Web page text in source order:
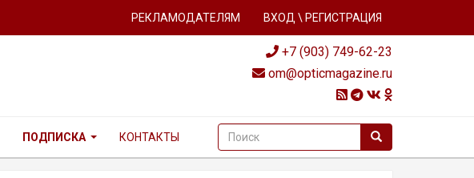
РЕКЛАМОДАТЕЛЯМ ВХОД \ РЕГИСТРАЦИЯ
+7 (903) 749-62-23
om@opticmagazine.ru
ПОДПИСКА КОНТАКТЫ